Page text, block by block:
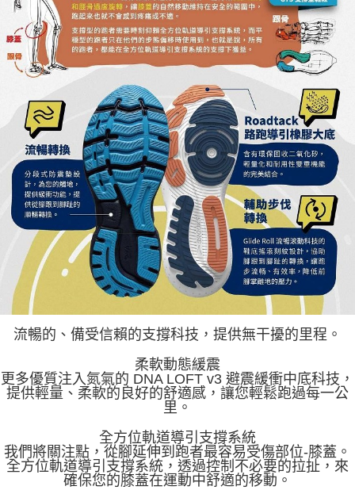
流暢的、備受信賴的支撐科技，提供無干擾的里程。
柔軟動態緩震
更多優質注入氮氣的 DNA LOFT v3 避震緩衝中底科技，
提供輕量、柔軟的良好的舒適感，讓您輕鬆跑過每一公
里。
全方位軌道導引支撐系統
我們將關注點，從腳延伸到跑者最容易受傷部位-膝蓋。
全方位軌道導引支撐系統，透過控制不必要的拉扯，來
確保您的膝蓋在運動中舒適的移動。